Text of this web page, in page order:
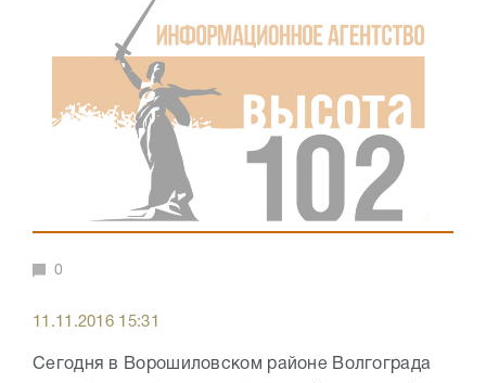
0
11.11.2016 15:31
Сегодня в Ворошиловском районе Волгограда